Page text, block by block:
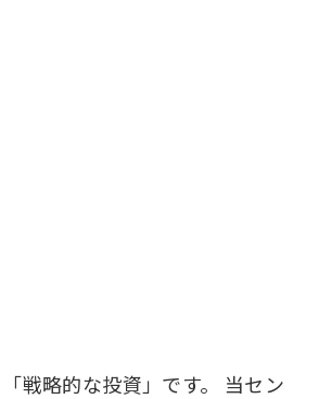
戦略的な投資」です。 当セン